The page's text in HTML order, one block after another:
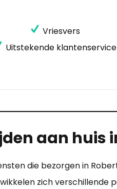
Vriesvers
Uitstekende klantenservice
aan huis
die bezorgen in
zich verschillende